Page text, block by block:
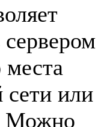
сервером
сети или
Можно